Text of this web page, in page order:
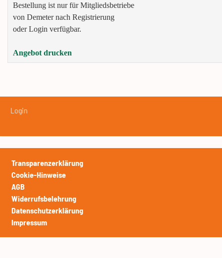
Bestellung ist nur für Mitgliedsbetriebe
von Demeter nach Registrierung
oder Login verfügbar.
Angebot drucken
Login
Transparenzerklärung
Cookie-Hinweise
AGB
Widerrufsbelehrung
Datenschutzerklärung
Impressum